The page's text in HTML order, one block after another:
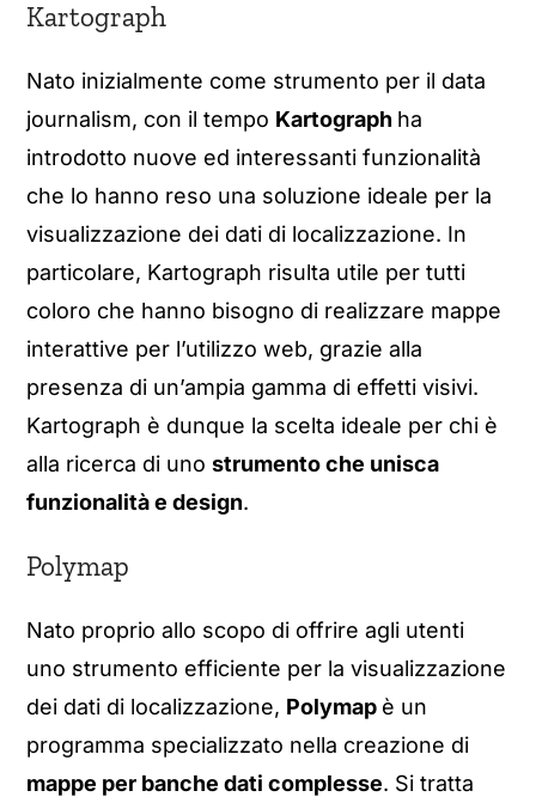
Kartograph
Nato inizialmente come strumento per il data
journalism, con il tempo Kartograph ha
introdotto nuove ed interessanti funzionalità
che lo hanno reso una soluzione ideale per la
visualizzazione dei dati di localizzazione. In
particolare, Kartograph risulta utile per tutti
coloro che hanno bisogno di realizzare mappe
interattive per l’utilizzo web, grazie alla
presenza di un’ampia gamma di effetti visivi.
Kartograph è dunque la scelta ideale per chi è
alla ricerca di unostrumento che unisca
funzionalità e design.
Polymap
Nato proprio allo scopo di offrire agli utenti
uno strumento efficiente per la visualizzazione
dei dati di localizzazione, Polymap è un
programma specializzato nella creazione di
mappe per banche dati complesse. Si tratta